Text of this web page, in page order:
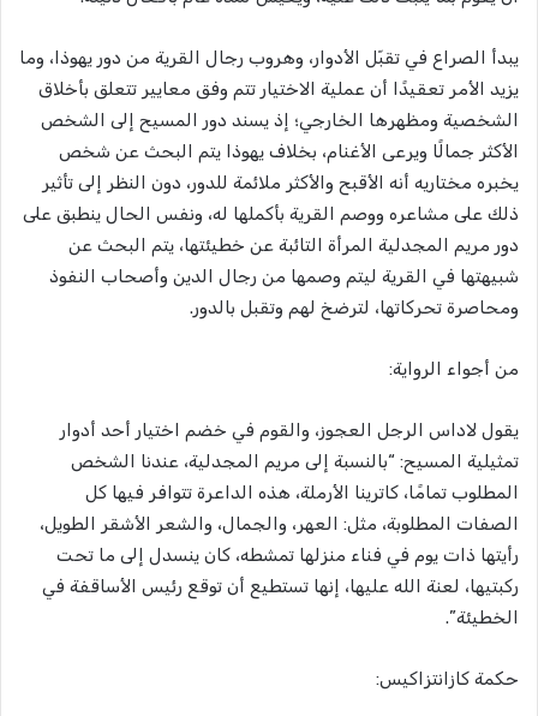
يبدأ الصراع في تقبّل الأدوار، وهروب رجال القرية من دور يهوذا، وما
يزيد الأمر تعقيدًا أن عملية الاختيار تتم وفق معايير تتعلق بأخلاق
الشخصية ومظهرها الخارجي؛ إذ يسند دور المسيح إلى الشخص
الأكثر جمالًا ويرعى الأغنام، بخلاف يهوذا يتم البحث عن شخص
يخبره مختاريه أنه الأقبح والأكثر ملائمة للدور، دون النظر إلى تأثير
ذلك على مشاعره ووصم القرية بأكملها له، ونفس الحال ينطبق على
دور مريم المجدلية المرأة التائبة عن خطيئتها، يتم البحث عن
شبيهتها في القرية ليتم وصمها من رجال الدين وأصحاب النفوذ
ومحاصرة تحركاتها، لترضخ لهم وتقبل بالدور.
من أجواء الرواية:
يقول لاداس الرجل العجوز، والقوم في خضم اختيار أحد أدوار
تمثيلية المسيح: “بالنسبة إلى مريم المجدلية، عندنا الشخص
المطلوب تمامًا، كاترينا الأرملة، هذه الداعرة تتوافر فيها كل
الصفات المطلوبة، مثل: العهر، والجمال، والشعر الأشقر الطويل،
رأيتها ذات يوم في فناء منزلها تمشطه، كان ينسدل إلى ما تحت
ركبتيها، لعنة الله عليها، إنها تستطيع أن توقع رئيس الأساقفة في
الخطيئة”.
حكمة كازانتزاكيس: